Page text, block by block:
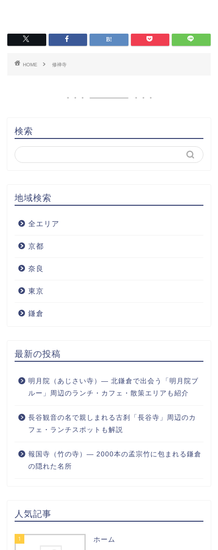
HOME 修禅寺
検索
地域検索
全エリア
京都
奈良
東京
鎌倉
最新の投稿
明月院（あじさい寺）― 北鎌倉で出会う「明月院ブ
ルー」周辺のランチ・カフェ・散策エリアも紹介
長谷観音の名で親しまれる古刹「長谷寺」周辺のカ
フェ・ランチスポットも解説
報国寺（竹の寺）― 2000本の孟宗竹に包まれる鎌倉
の隠れた名所
人気記事
1 ホーム